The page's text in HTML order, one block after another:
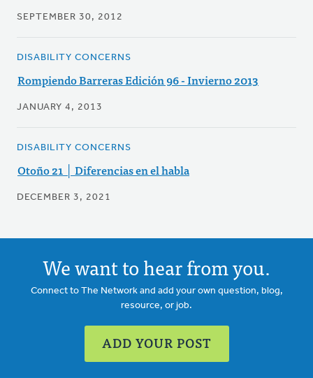
SEPTEMBER 30, 2012
DISABILITY CONCERNS
Rompiendo Barreras Edición 96 - Invierno 2013
JANUARY 4, 2013
DISABILITY CONCERNS
Otoño 21 │ Diferencias en el habla
DECEMBER 3, 2021
We want to hear from you.
Connect to The Network and add your own question, blog,
resource, or job.
ADD YOUR POST